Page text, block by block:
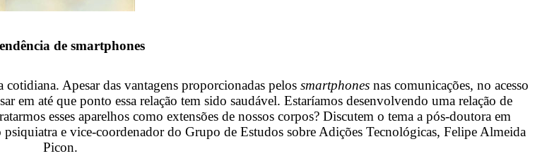
de smartphones
Apesar das vantagens proporcionadas pelos smartphonesnas comunicações, no acesso
em até que ponto essa relação tem sido saudável. Estaríamos desenvolvendo uma relação de
esses aparelhos como extensões de nossos corpos? Discutem o tema a pós-doutora em
e vice-coordenador do Grupo de Estudos sobre Adições Tecnológicas, Felipe Almeida
Picon.